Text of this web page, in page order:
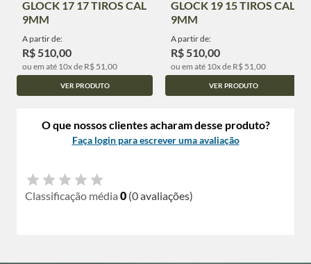
GLOCK 17 17 TIROS CAL
9MM
A partir de:
R$ 510,00
ou em até 10x de R$ 51,00
VER PRODUTO
GLOCK 19 15 TIROS CAL
9MM
A partir de:
R$ 510,00
ou em até 10x de R$ 51,00
VER PRODUTO
O que nossos clientes acharam desse produto?
Faça login para escrever uma avaliação
Classificação média 0 (0 avaliações)